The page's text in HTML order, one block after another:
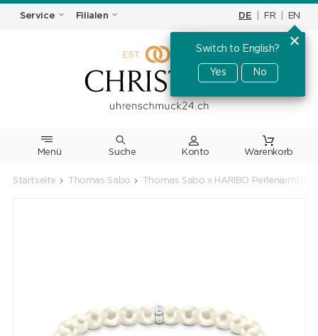
Service Filialen DE FR EN
Switch to English?
Yes No
Menü Suche Warenkorb
Startseite Thomas Sabo Thomas Sabo x HARIBO